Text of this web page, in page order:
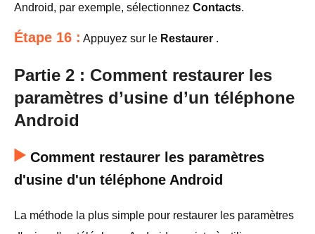
Android, par exemple, sélectionnez Contacts.
Étape 16 : Appuyez sur le Restaurer .
Partie 2 : Comment restaurer les
paramètres d’usine d’un téléphone
Android
Comment restaurer les paramètres
d'usine d'un téléphone Android
La méthode la plus simple pour restaurer les paramètres